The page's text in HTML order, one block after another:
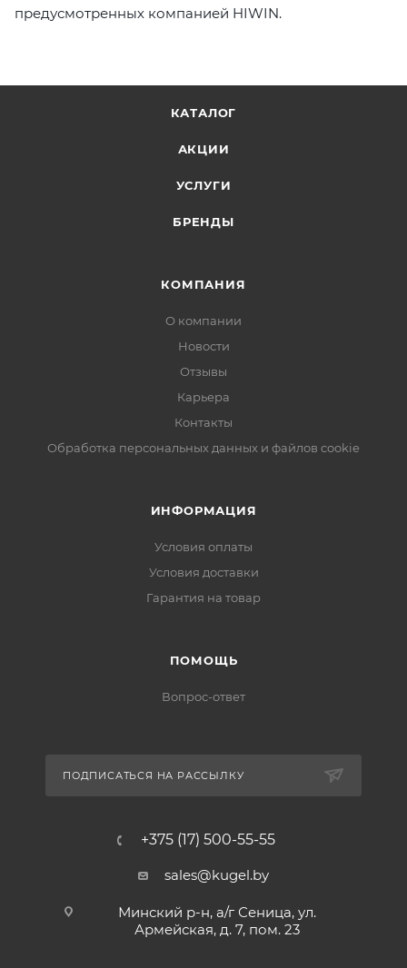
предусмотренных компанией HIWIN.
КАТАЛОГ
АКЦИИ
УСЛУГИ
БРЕНДЫ
КОМПАНИЯ
О компании
Новости
Отзывы
Карьера
Контакты
Обработка персональных данных и файлов cookie
ИНФОРМАЦИЯ
Условия оплаты
Условия доставки
Гарантия на товар
ПОМОЩЬ
Вопрос-ответ
ПОДПИСАТЬСЯ НА РАССЫЛКУ
+375 (17) 500-55-55
sales@kugel.by
Минский р-н, а/г Сеница, ул.
Армейская, д. 7, пом. 23